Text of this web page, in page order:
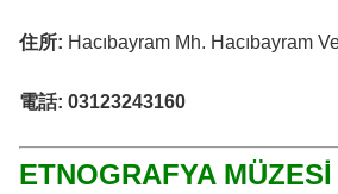
住所: Hacıbayram Mh. Hacıbayram
電話: 03123243160
ETNOGRAFYA MÜZESİ